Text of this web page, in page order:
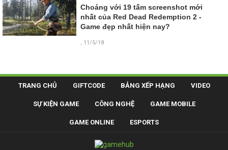
Choáng với 19 tấm screenshot mới
nhất của Red Dead Redemption 2 -
Game đẹp nhất hiện nay?
, 11/5/18
TRANG CHỦ GIFTCODE BẢNG XẾP HẠNG VIDEO
SỰ KIỆN GAME CÔNG NGHỆ GAME MOBILE
GAME ONLINE ESPORTS